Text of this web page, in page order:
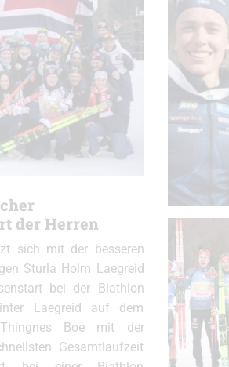
der Herren
sich mit der besseren
Sturla Holm Laegreid
bei der Biathlon
Laegreid auf dem
Boe mit der
Gesamtlaufzeit